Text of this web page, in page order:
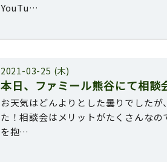
YouTu…
2021-03-25 (木)
本日、ファミール熊谷にて相談
お天気はどんよりとした曇りでした
た！相談会はメリットがたくさんな
を抱…